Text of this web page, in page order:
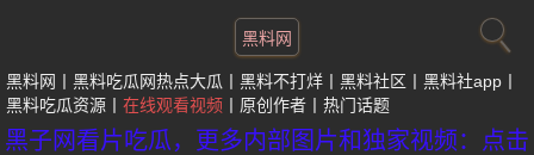
黑料网
黑料网 黑料吃瓜网热点大瓜 黑料不打烊 黑料社区
黑料社app
黑料吃瓜资源
在线观看视频 原创作者 热门话题
黑子网看片吃瓜，更多内部图片和独家视频：点击